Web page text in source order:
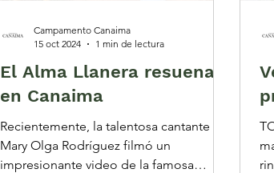
El Alma Llanera resuena
en Canaima
Recientemente, la talentosa cantante
Mary Olga Rodríguez filmó un
impresionante video de la famosa
Campamento Canaima
15 oct 2024
1 min de lectura